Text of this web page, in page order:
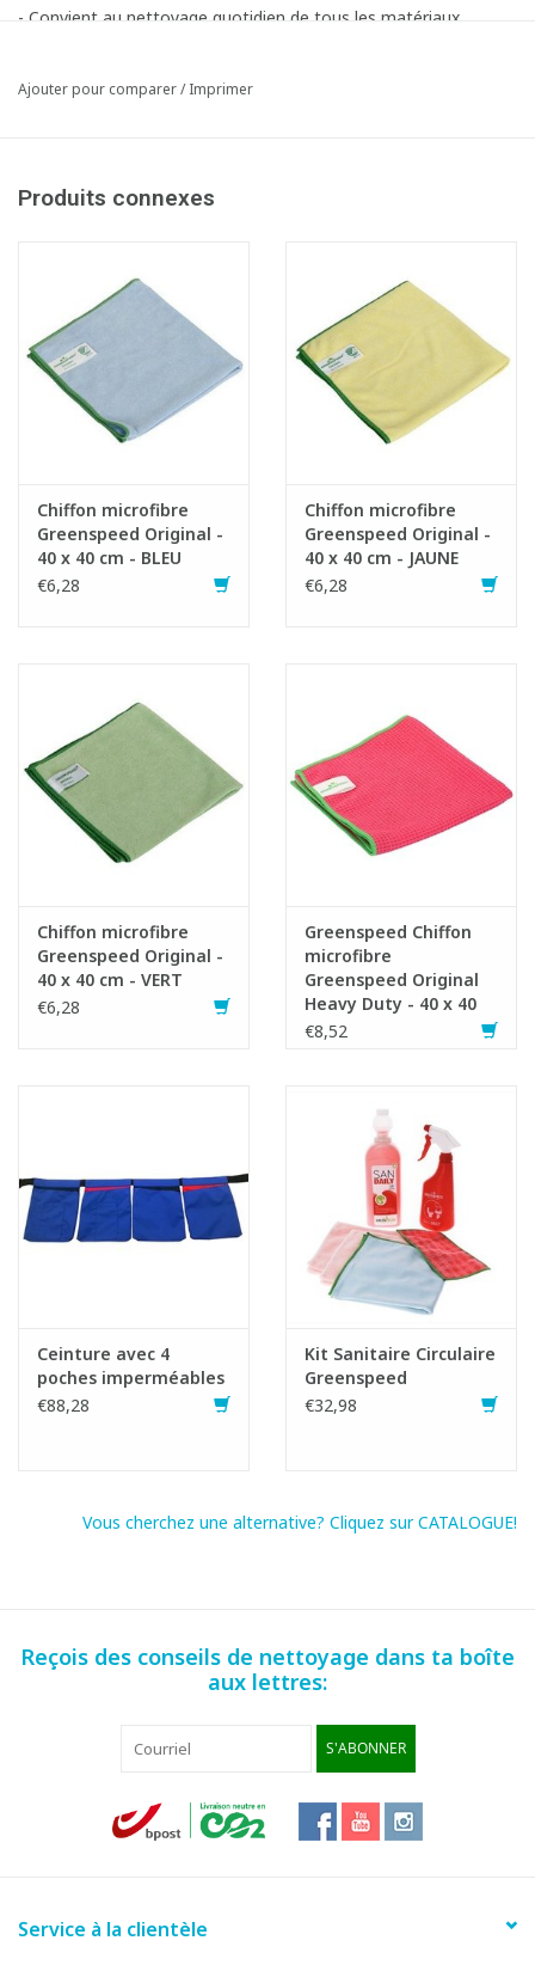
- Convient au nettoyage quotidien de tous les matériaux
- Lavable à 90°C Grâce à la finition à double ourlet, le chiffon
- Certificat de santé des matériaux de niveau bronze décerné
Mode d'emploi:
- Humidifier légèrement le chiffon en microfibre.
- Plier 3 fois pour créer 16 plans. Chaque surface peut alors être
utilisée. Cela permet de gagner du temps et de ne pas avoir à
rincer le chiffon.
- Si nécessaire, appliquer du produit (uniquement pour les
Fiche produit
Ajouter pour comparer/Imprimer
Produits connexes
Chiffon microfibre
Greenspeed Original -
40 x 40 cm - BLEU
€6,28
Chiffon microfibre
Greenspeed Original -
40 x 40 cm - JAUNE
€6,28
Chiffon microfibre
Greenspeed Original -
40 x 40 cm - VERT
€6,28
Greenspeed Chiffon
microfibre
Greenspeed Original
Heavy Duty - 40 x 40
cm - ROUGE
€8,52
Ceinture avec 4
poches imperméables
€88,28
Kit Sanitaire Circulaire
Greenspeed
€32,98
Vous cherchez une alternative? Cliquez sur CATALOGUE!
Reçois des conseils de nettoyage dans ta boîte
aux lettres:
S'ABONNER
Service à la clientèle